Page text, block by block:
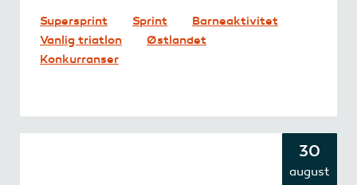
Supersprint Sprint
Barneaktivitet
Vanlig triatlon
Østlandet
Konkurranser
30
august